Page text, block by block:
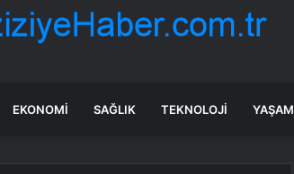
EKONOMI SAĞLIK TEKNOLOJI YAŞAM